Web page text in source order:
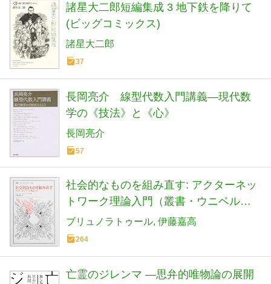
諸星大二郎短編集成 3 地下鉄を降りて
(ビッグコミックス)
諸星大二郎
37
長岡亮介 線型代数入門講義―現代数
学の《技法》と《心》
長岡亮介
57
社会的なものを組み直す: アクターネッ
トワーク理論入門（叢書・ウニベルシ
タス） (叢書・ウニベルシタス 1090)
ブリュノラトゥール 伊藤嘉高
264
亡霊のジレンマ ―思弁的唯物論の展開